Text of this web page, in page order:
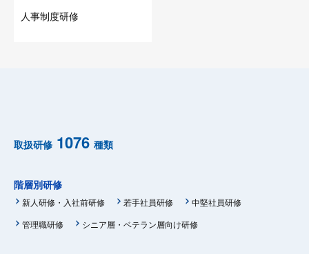
人事制度研修
取扱研修 1076 種類
階層別研修
新人研修・入社前研修 若手社員研修
中堅社員研修
管理職研修
シニア層・ベテラン層向け研修